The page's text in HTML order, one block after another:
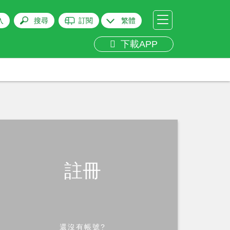
搜尋 訂閱 繁體
下載APP
註冊
還沒有帳號?